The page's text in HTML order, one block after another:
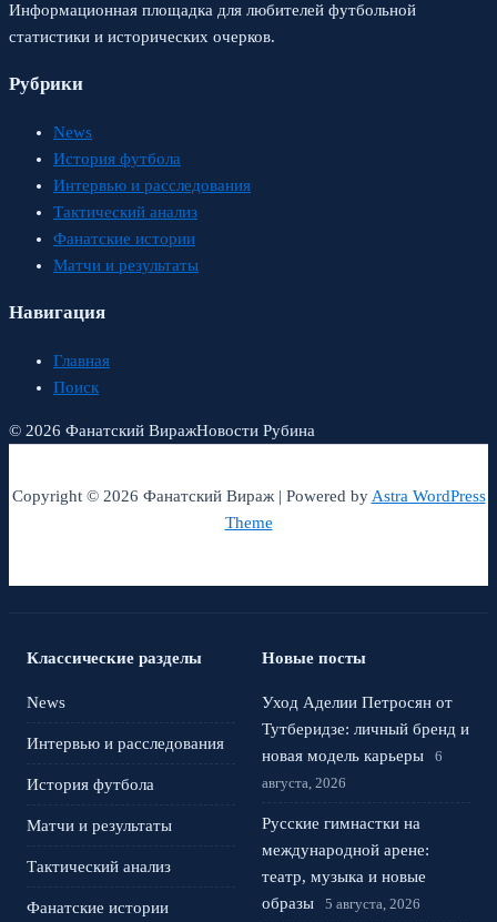
Информационная площадка для любителей футбольной
статистики и исторических очерков.
Рубрики
News
История футбола
Интервью и расследования
Тактический анализ
Фанатские истории
Матчи и результаты
Навигация
Главная
Поиск
© 2026 Фанатский ВиражНовости Рубина
Copyright © 2026 Фанатский Вираж | Powered byAstra WordPress
Theme
Классические разделы
News
Интервью и расследования
История футбола
Матчи и результаты
Тактический анализ
Фанатские истории
Новые посты
Уход Аделии Петросян от
Тутберидзе: личный бренд и
новая модель карьеры
6
августа, 2026
Русские гимнастки на
международной арене:
театр, музыка и новые
образы
5 августа, 2026